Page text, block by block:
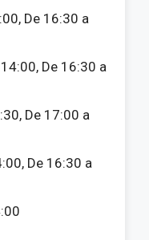
De 16:30 a
De 16:30 a
De 17:00 a
De 16:30 a